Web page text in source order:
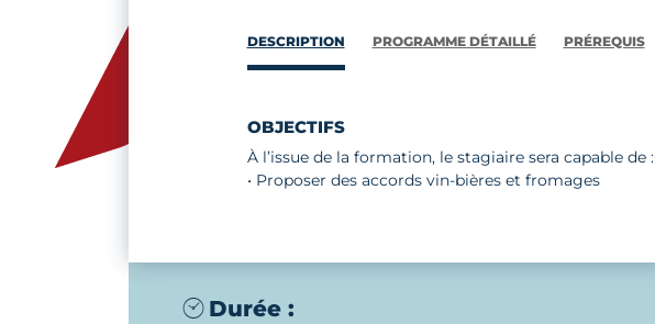
DESCRIPTION PROGRAMME DÉTAILLÉ PRÉREQUIS
OBJECTIFS
À l’issue de la formation, le stagiaire sera capable de :
• Proposer des accords vin-bières et fromages
Durée :